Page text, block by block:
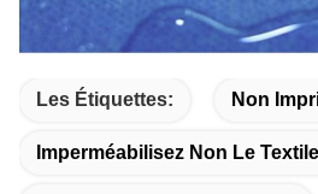
Les Étiquettes: Non
Imperméabilisez Non Le